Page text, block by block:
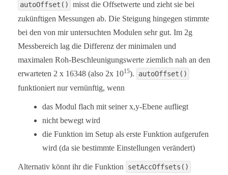
/*  Enable/disable the digital low pass filter
*  If disabled the the bandwidth is 1.13 kHz,
  myMPU9250.enableAccDLPF(true);
*  MPU9250_DPLF_0, MPU9250_DPLF_2, ......
*   DLPF     Bandwidth [Hz]      Delay [ms]
*     0           460               1.94
*     1           184               5.80
*     3            41              11.80
*     4            20              19.80
*     6             5              66.96
*     7           460               1.94
  myMPU9250.setAccDLPF(MPU9250_DLPF_6);
autoOffset()
misst die Offsetwerte und zieht sie bei
zukünftigen Messungen ab. Die Steigung hingegen stimmte
bei den von mir untersuchten Modulen sehr gut. Im 2g
Messbereich lag die Differenz der minimalen und
maximalen Roh-Beschleunigungswerte ziemlich nah an den
erwarteten 2 x 16348 (also 2x 1015). autoOffset()
funktioniert nur vernünftig, wenn
das Modul flach mit seiner x,y-Ebene aufliegt
nicht bewegt wird
die Funktion im Setup als erste Funktion aufgerufen
wird (da sie bestimmte Einstellungen verändert)
Alternativ könnt ihr die Funktion setAccOffsets()